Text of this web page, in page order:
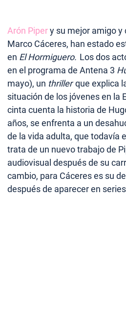
Arón Pipery su mejor amigo y
Marco Cáceres, han estado
en El Hormiguero. Los dos
en el programa de Antena 3
mayo), un thrillerque explica
situación de los jóvenes en la
cinta cuenta la historia de
años, se enfrenta a un
de la vida adulta, que todavía
trata de un nuevo trabajo de
audiovisual después de su
cambio, para Cáceres es su
después de aparecer en